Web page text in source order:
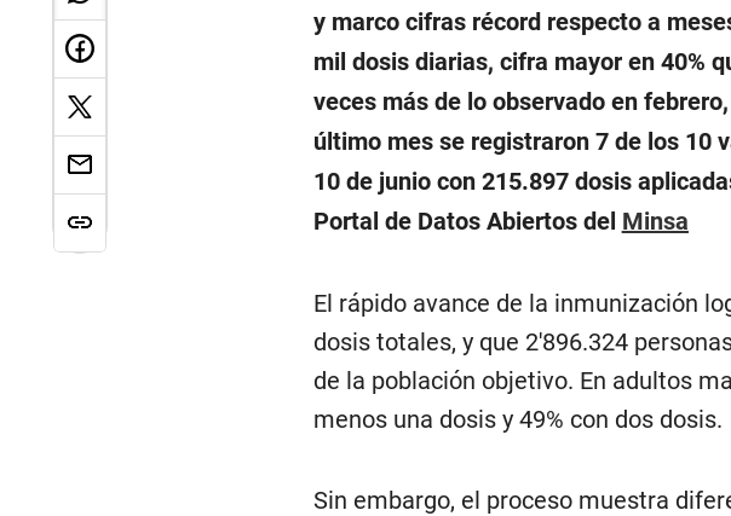
y marco cifras récord respecto a
mil dosis diarias, cifra mayor en 40%
veces más de lo observado en
último mes se registraron 7 de los 10
10 de junio con 215.897 dosis
Portal de Datos Abiertos del Minsa
El rápido avance de la inmunización
dosis totales, y que 2′896.324
de la población objetivo. En adultos
menos una dosis y 49% con dos dosis.
Sin embargo, el proceso muestra